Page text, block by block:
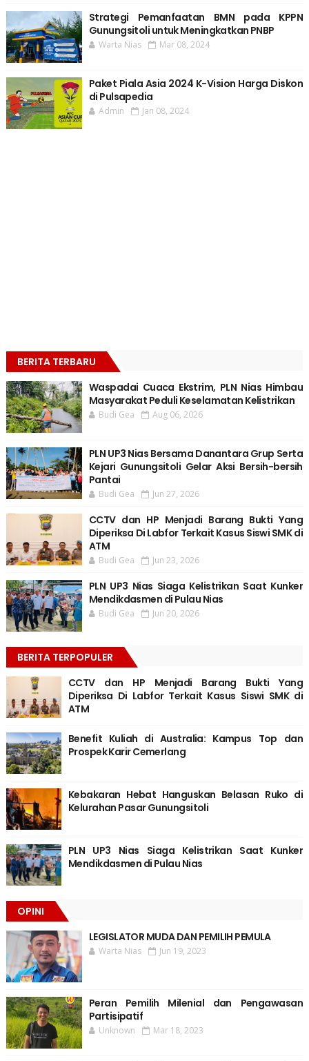
Strategi Pemanfaatan BMN pada KPPN
Gunungsitoli untuk Meningkatkan PNBP
Warta Nias Mar 08, 2024
Paket Piala Asia 2024 K-Vision Harga Diskon
di Pulsapedia
Admin Jan 08, 2024
BERITA TERBARU
Waspadai Cuaca Ekstrim, PLN Nias Himbau
Masyarakat Peduli Keselamatan Kelistrikan
Budi Gea Aug 06, 2026
PLN UP3 Nias Bersama Danantara Grup Serta
Kejari Gunungsitoli Gelar Aksi Bersih-bersih
Pantai
Budi Gea Jun 27, 2026
CCTV dan HP Menjadi Barang Bukti Yang
Diperiksa Di Labfor Terkait Kasus Siswi SMK di
ATM
Budi Gea Jun 23, 2026
PLN UP3 Nias Siaga Kelistrikan Saat Kunker
Mendikdasmen di Pulau Nias
Budi Gea Jun 20, 2026
BERITA TERPOPULER
CCTV dan HP Menjadi Barang Bukti Yang
Diperiksa Di Labfor Terkait Kasus Siswi SMK di
ATM
Benefit Kuliah di Australia: Kampus Top dan
Prospek Karir Cemerlang
Kebakaran Hebat Hanguskan Belasan Ruko di
Kelurahan Pasar Gunungsitoli
PLN UP3 Nias Siaga Kelistrikan Saat Kunker
Mendikdasmen di Pulau Nias
OPINI
LEGISLATOR MUDA DAN PEMILIH PEMULA
Warta Nias Jun 19, 2023
Peran Pemilih Milenial dan Pengawasan
Partisipatif
Unknown Mar 18, 2023